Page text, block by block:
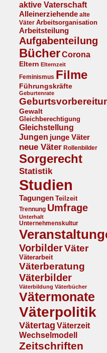
aktive Vaterschaft
Alleinerziehende alte
Väter Arbeitsorganisation
Arbeitsteilung
Aufgabenteilung
BücherCorona
Eltern Elternzeit
Feminismus Filme
Führungskräfte
Geburtenrate
Gewalt
Gleichberechtigung
Gleichstellung
Jungen junge Väter
neue Väter Rollenbilder
Sorgerecht
Statistik
Studien
Tagungen Teilzeit
Trennung Umfrage
Unterhalt
Unternehmenskultur
VorbilderVäter
Väterarbeit
Väterberatung
Väterbilder
Väterbildung Väterbücher
Vätermonate
Väterpolitik
Vätertag Väterzeit
Wechselmodell
Zeitschriften